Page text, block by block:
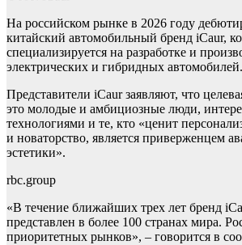
На российском рынке в 2026 году
китайский автомобильный бренд iCaur,
специализируется на разработке и
электрических и гибридных автомобилей.
Представители iCaur заявляют, что
это молодые и амбициозные люди,
технологиями и те, кто «ценит
и новаторство, является приверженцем
эстетики».
rbc.group
«В течение ближайших трех лет бренд
представлен в более 100 странах мира.
приоритетных рынков», – говорится в